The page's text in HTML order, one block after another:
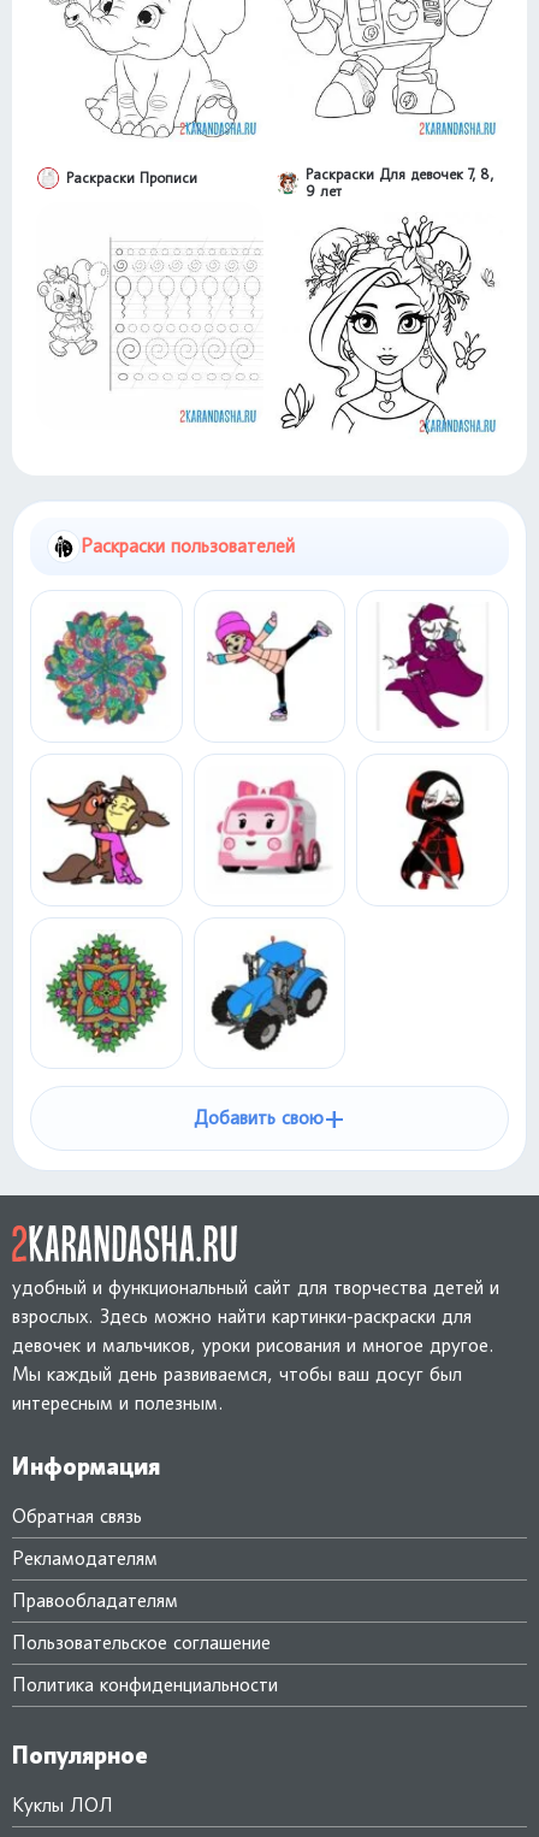
Раскраски Прописи
Раскраски Для девочек 7, 8,
9 лет
Раскраски пользователей
Добавить свою+
удобный и функциональный сайт для творчества детей и
взрослых. Здесь можно найти картинки-раскраски для
девочек и мальчиков, уроки рисования и многое другое.
Мы каждый день развиваемся, чтобы ваш досуг был
интересным и полезным.
Информация
Обратная связь
Рекламодателям
Правообладателям
Пользовательское соглашение
Политика конфиденциальности
Популярное
Куклы ЛОЛ